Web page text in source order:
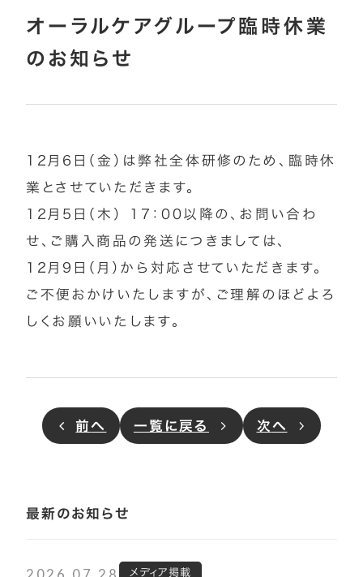
オーラルケアグループ臨時休業
のお知らせ
12月6日（金）は弊社全体研修のため、臨時休
業とさせていただきます。
12月5日（木） 17：00以降の、お問い合わ
せ、ご購入商品の発送につきましては、
12月9日（月）から対応させていただきます。
ご不便おかけいたしますが、ご理解のほどよろ
しくお願いいたします。
前へ 一覧に戻る 次へ
最新のお知らせ
メディア掲載